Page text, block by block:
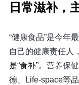
日常滋补，
“健康食品”是今年
自己的健康责任人
是“食补”。 营养保
德、Life-space等